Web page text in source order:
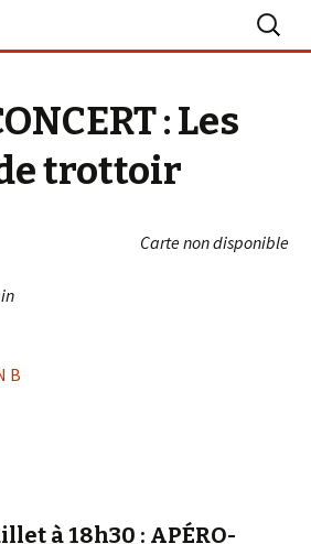
La Turballe
: Les
trottoir
Carte non disponible
B
à 18h30 : APÉRO-